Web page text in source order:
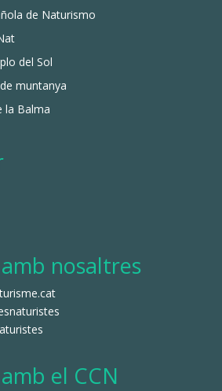
de Naturismo
del Sol
muntanya
la Balma
nosaltres
el CCN